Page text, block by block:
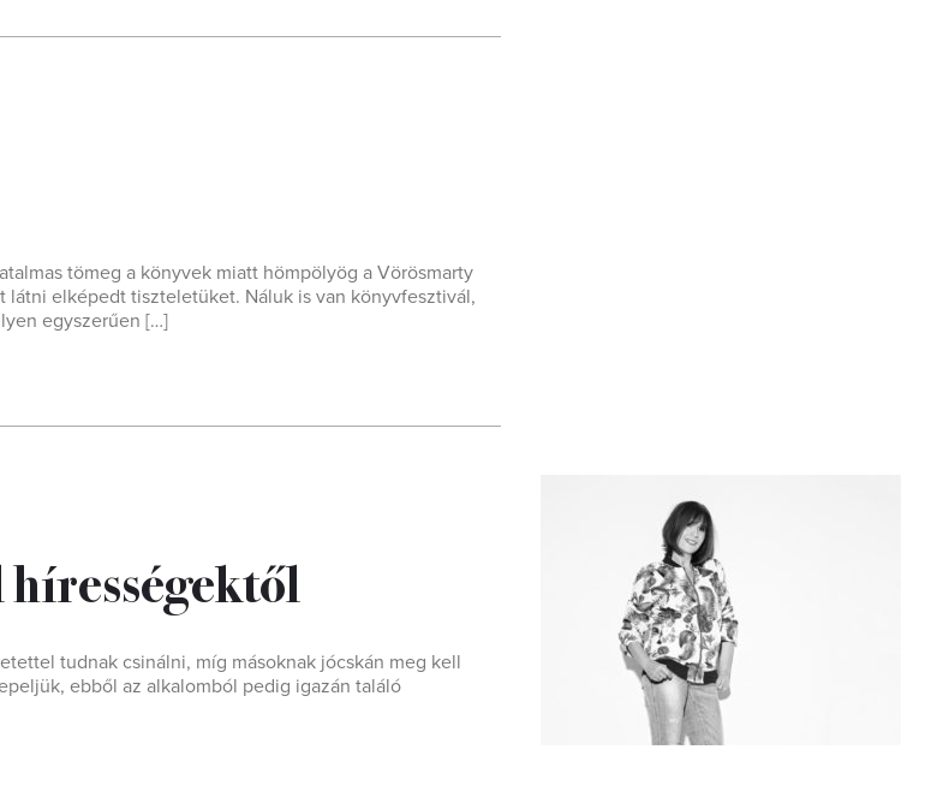
tömeg a könyvek miatt hömpölyög a Vörösmarty
elképedt tiszteletüket. Náluk is van könyvfesztivál,
egyszerűen […]
tudnak csinálni, míg másoknak jócskán meg kell
ebből az alkalomból pedig igazán találó